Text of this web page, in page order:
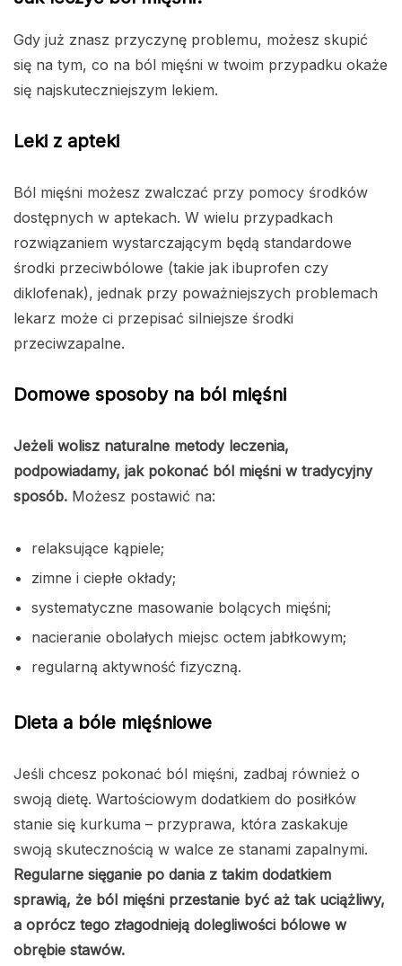
Gdy już znasz przyczynę problemu, możesz skupić
się na tym, co na ból mięśni w twoim przypadku okaże
się najskuteczniejszym lekiem.
Leki z apteki
Ból mięśni możesz zwalczać przy pomocy środków
dostępnych w aptekach. W wielu przypadkach
rozwiązaniem wystarczającym będą standardowe
środki przeciwbólowe (takie jak ibuprofen czy
diklofenak), jednak przy poważniejszych problemach
lekarz może ci przepisać silniejsze środki
przeciwzapalne.
Domowe sposoby na ból mięśni
Jeżeli wolisz naturalne metody leczenia,
podpowiadamy, jak pokonać ból mięśni w tradycyjny
sposób. Możesz postawić na:
relaksujące kąpiele;
zimne i ciepłe okłady;
systematyczne masowanie bolących mięśni;
nacieranie obolałych miejsc octem jabłkowym;
regularną aktywność fizyczną.
Dieta a bóle mięśniowe
Jeśli chcesz pokonać ból mięśni, zadbaj również o
swoją dietę. Wartościowym dodatkiem do posiłków
stanie się kurkuma – przyprawa, która zaskakuje
swoją skutecznością w walce ze stanami zapalnymi.
Regularne sięganie po dania z takim dodatkiem
sprawią, że ból mięśni przestanie być aż tak uciążliwy,
a oprócz tego złagodnieją dolegliwości bólowe w
obrębie stawów.